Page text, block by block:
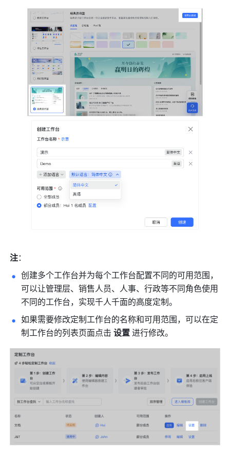
注：
创建多个工作台并为每个工作台配置不同的可用范围，
可以让管理层、销售人员、人事、行政等不同角色使用
不同的工作台，实现千人千面的高度定制。
如果需要修改定制工作台的名称和可用范围，可以在定
制工作台的列表页面点击 设置 进行修改。